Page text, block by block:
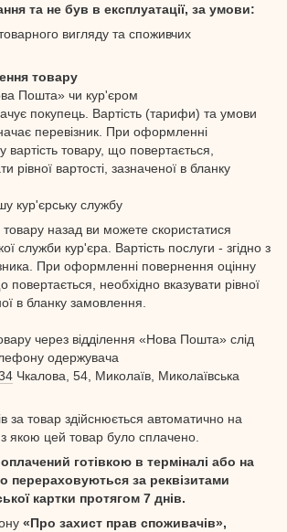
та не був в експлуатації, за умови:
вигляду та споживчих
товару
Пошта» чи кур'єром
покупець. Вартість (тарифи) та умови
перевізник. При оформленні
вартість товару, що повертається,
рівної вартості, зазначеної в бланку
кур'єрську службу
назад ви можете скористатися
служби кур'єра. Вартість послуги - згідно з
При оформленні повернення оцінну
повертається, необхідно вказувати рівної
в бланку замовлення.
через відділення «Нова Пошта» слід
одержувача
Чкалова, 54, Миколаїв, Миколаївська
за товар здійснюється автоматично на
з якою цей товар було сплачено.
готівкою в терміналі або на
перераховуються за реквізитами
картки протягом 7 днів.
«Про захист прав споживачів»,